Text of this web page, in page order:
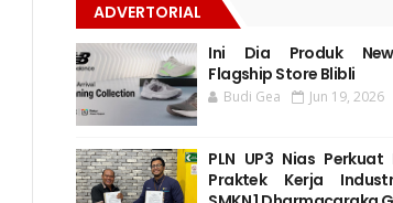
ADVERTORIAL
Ini Dia Produk
Flagship Store Blibli
Budi Gea Jun 19, 2026
PLN UP3 Nias Perkuat
Praktek Kerja